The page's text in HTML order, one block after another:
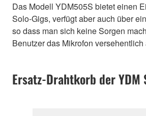
Das Modell YDM505S bietet einen
Solo-Gigs, verfügt aber auch über
so dass man sich keine Sorgen
Benutzer das Mikrofon
Ersatz-Drahtkorb der YDM